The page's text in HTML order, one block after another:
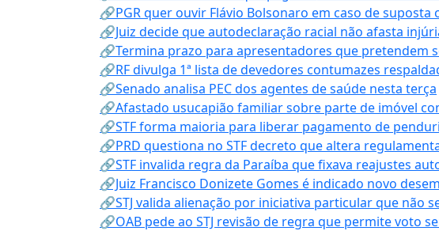
🔗PGR quer ouvir Flávio Bolsonaro em caso de suposta
🔗Juiz decide que autodeclaração racial não afasta
🔗Termina prazo para apresentadores que pretendem
🔗RF divulga 1ª lista de devedores contumazes
🔗Senado analisa PEC dos agentes de saúde nesta terça
🔗Afastado usucapião familiar sobre parte de imóvel
🔗STF forma maioria para liberar pagamento de
🔗PRD questiona no STF decreto que altera
🔗STF invalida regra da Paraíba que fixava reajustes
🔗Juiz Francisco Donizete Gomes é indicado novo
🔗STJ valida alienação por iniciativa particular que não
🔗OAB pede ao STJ revisão de regra que permite voto